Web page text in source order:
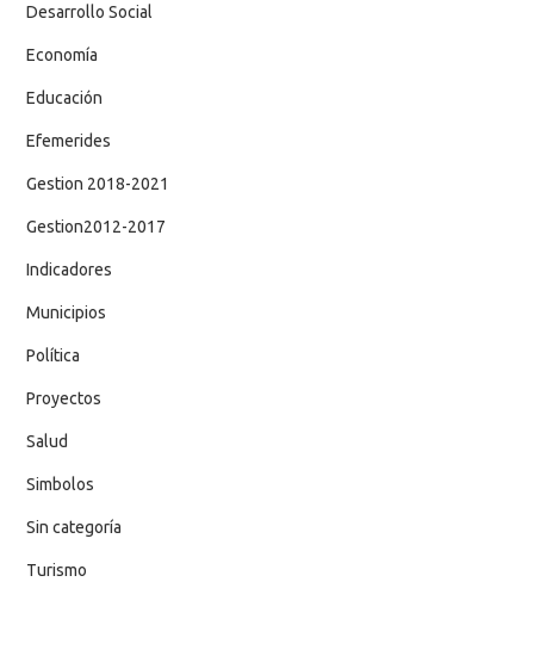
Desarrollo Social
Economía
Educación
Efemerides
Gestion 2018-2021
Gestion2012-2017
Indicadores
Municipios
Política
Proyectos
Salud
Simbolos
Sin categoría
Turismo